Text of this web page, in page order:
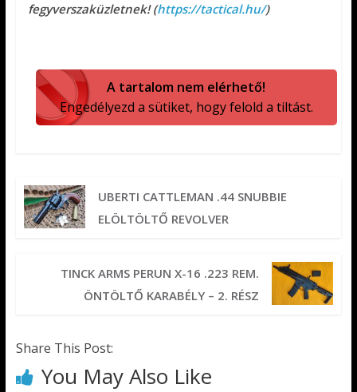
fegyverszaküzletnek! (https://tactical.hu/)
A tartalom nem elérhető!
Engedélyezd a sütiket, hogy felold a tiltást.
UBERTI CATTLEMAN .44 SNUBBIE
ELÖLTÖLTŐ REVOLVER
TINCK ARMS PERUN X-16 .223 REM.
ÖNTÖLTŐ KARABÉLY – 2. RÉSZ
Share This Post:
You May Also Like